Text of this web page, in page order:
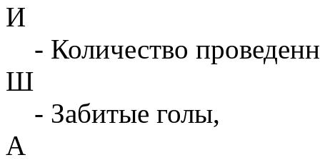
И
- Количество
Ш
- Забитые голы,
А